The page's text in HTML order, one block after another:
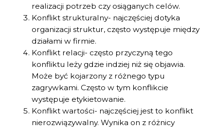
realizacji potrzeb czy osiąganych celów.
Konflikt strukturalny- najczęściej dotyka
organizacji struktur, często występuje między
działami w firmie.
Konflikt relacji- często przyczyną tego
konfliktu leży gdzie indziej niż się objawia.
Może być kojarzony z różnego typu
zagrywkami. Często w tym konflikcie
występuje etykietowanie.
Konflikt wartości- najczęściej jest to konflikt
nierozwiązywalny. Wynika on z różnicy